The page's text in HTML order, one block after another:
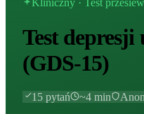
Kliniczny · Test
Test depresji
(GDS-15)
15 pytań ~4 min